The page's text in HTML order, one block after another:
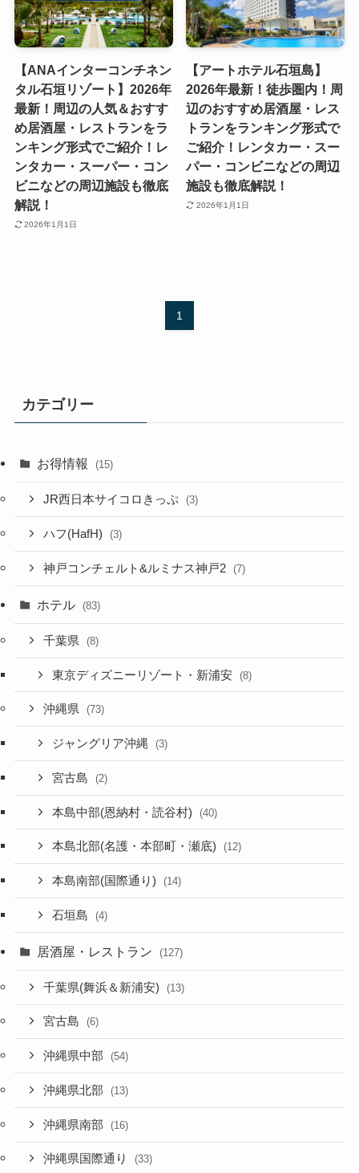
【ANAインターコンチネン
タル石垣リゾート】2026年
最新！周辺の人気＆おすす
め居酒屋・レストランをラ
ンキング形式でご紹介！レ
ンタカー・スーパー・コン
ビニなどの周辺施設も徹底
解説！
2026年1月1日
【アートホテル石垣島】
2026年最新！徒歩圏内！周
辺のおすすめ居酒屋・レス
トランをランキング形式で
ご紹介！レンタカー・スー
パー・コンビニなどの周辺
施設も徹底解説！
2026年1月1日
1
カテゴリー
お得情報 (15)
JR西日本サイコロきっぷ (3)
ハフ(HafH) (3)
神戸コンチェルト&ルミナス神戸2 (7)
ホテル (83)
千葉県 (8)
東京ディズニーリゾート・新浦安 (8)
沖縄県 (73)
ジャングリア沖縄 (3)
宮古島 (2)
本島中部(恩納村・読谷村) (40)
本島北部(名護・本部町・瀬底) (12)
本島南部(国際通り) (14)
石垣島 (4)
居酒屋・レストラン (127)
千葉県(舞浜＆新浦安) (13)
宮古島 (6)
沖縄県中部 (54)
沖縄県北部 (13)
沖縄県南部 (16)
沖縄県国際通り (33)